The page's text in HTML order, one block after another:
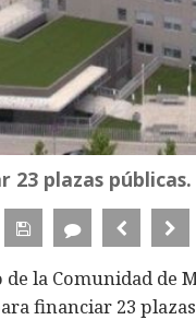
23 plazas públicas.
de la Comunidad
financiar 23